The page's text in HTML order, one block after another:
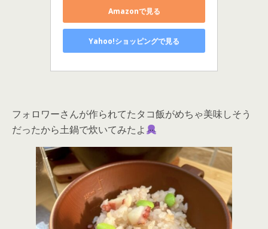
Amazonで見る
Yahoo!ショッピングで見る
フォロワーさんが作られてたタコ飯がめちゃ美味しそう
だったから土鍋で炊いてみたよ